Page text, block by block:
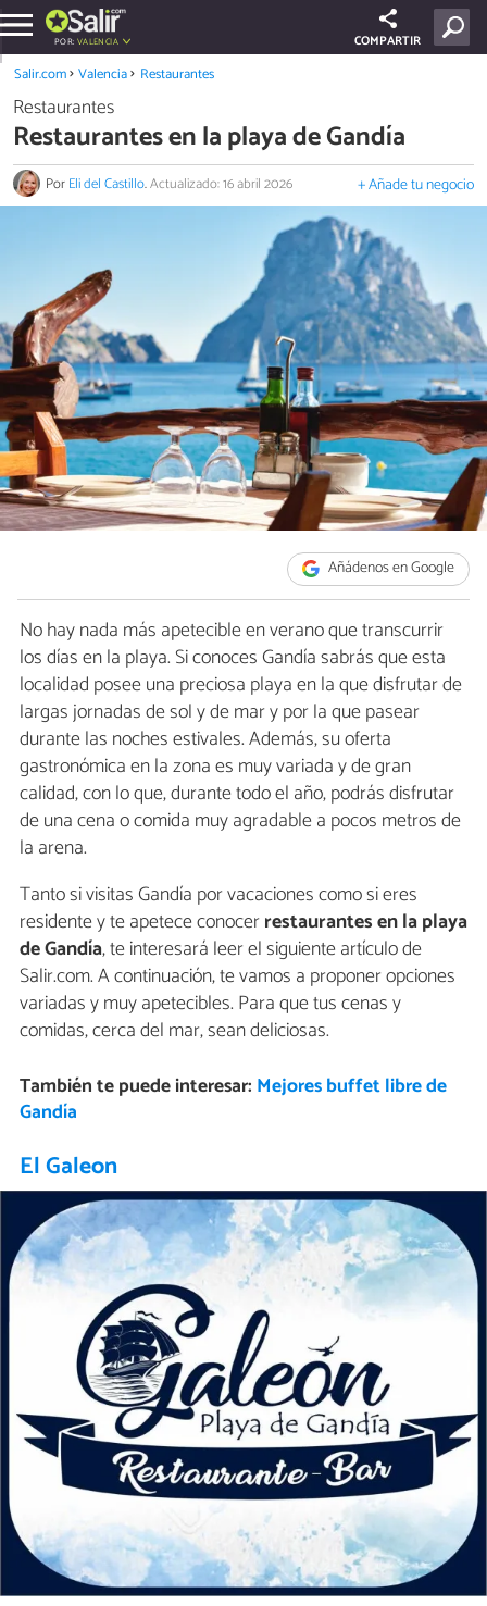
POR: VALENCIA COMPARTIR
Salir.com Valencia Restaurantes
Restaurantes
Restaurantes en la playa de Gandía
PorEli del Castillo.Actualizado: 16 abril 2026 + Añade tu negocio
Añádenos en Google
No hay nada más apetecible en verano que transcurrir
los días en la playa. Si conoces Gandía sabrás que esta
localidad posee una preciosa playa en la que disfrutar de
largas jornadas de sol y de mar y por la que pasear
durante las noches estivales. Además, su oferta
gastronómica en la zona es muy variada y de gran
calidad, con lo que, durante todo el año, podrás disfrutar
de una cena o comida muy agradable a pocos metros de
la arena.
Tanto si visitas Gandía por vacaciones como si eres
residente y te apetece conocerrestaurantes en la playa
de Gandía, te interesará leer el siguiente artículo de
Salir.com. A continuación, te vamos a proponer opciones
variadas y muy apetecibles. Para que tus cenas y
comidas, cerca del mar, sean deliciosas.
También te puede interesar: Mejores buffet libre de
Gandía
El Galeon